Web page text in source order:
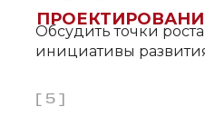
[ 5 ]
Обсудить точки
инициативы